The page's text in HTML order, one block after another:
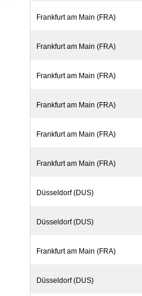
Frankfurt am Main (FRA)
Frankfurt am Main (FRA)
Frankfurt am Main (FRA)
Frankfurt am Main (FRA)
Frankfurt am Main (FRA)
Frankfurt am Main (FRA)
Düsseldorf (DUS)
Düsseldorf (DUS)
Frankfurt am Main (FRA)
Düsseldorf (DUS)